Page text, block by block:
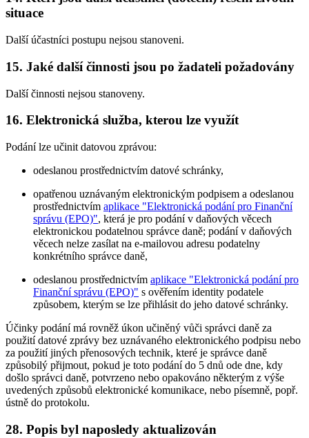
situace
Další účastníci postupu nejsou stanoveni.
15. Jaké další činnosti jsou po žadateli požadovány
Další činnosti nejsou stanoveny.
16. Elektronická služba, kterou lze využít
Podání lze učinit datovou zprávou:
odeslanou prostřednictvím datové schránky,
opatřenou uznávaným elektronickým podpisem a odeslanou
prostřednictvím aplikace "Elektronická podání pro Finanční
správu (EPO)", která je pro podání v daňových věcech
elektronickou podatelnou správce daně; podání v daňových
věcech nelze zasílat na e-mailovou adresu podatelny
konkrétního správce daně,
odeslanou prostřednictvím aplikace "Elektronická podání pro
Finanční správu (EPO)" s ověřením identity podatele
způsobem, kterým se lze přihlásit do jeho datové schránky.
Účinky podání má rovněž úkon učiněný vůči správci daně za
použití datové zprávy bez uznávaného elektronického podpisu nebo
za použití jiných přenosových technik, které je správce daně
způsobilý přijmout, pokud je toto podání do 5 dnů ode dne, kdy
došlo správci daně, potvrzeno nebo opakováno některým z výše
uvedených způsobů elektronické komunikace, nebo písemně, popř.
ústně do protokolu.
28. Popis byl naposledy aktualizován